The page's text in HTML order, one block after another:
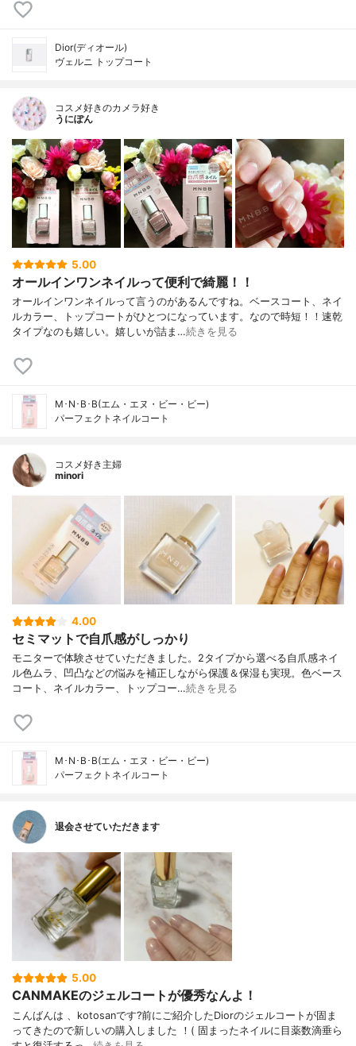
Dior(ディオール)
ヴェルニ トップコート
コスメ好きのカメラ好き
うにぽん
5.00
オールインワンネイルって便利で綺麗！！
オールインワンネイルって言うのがあるんですね。ベースコート、ネイ
ルカラー、トップコートがひとつになっています。なので時短！！速乾
タイプなのも嬉しい。嬉しいが詰ま…続きを見る
M･N･B･B(エム・エヌ・ビー・ビー)
パーフェクトネイルコート
コスメ好き主婦
minori
4.00
セミマットで自爪感がしっかり
モニターで体験させていただきました。2タイプから選べる自爪感ネイ
ル色ムラ、凹凸などの悩みを補正しながら保護＆保湿も実現。色ベース
コート、ネイルカラー、トップコー…続きを見る
M･N･B･B(エム・エヌ・ビー・ビー)
パーフェクトネイルコート
退会させていただきます
5.00
CANMAKEのジェルコートが優秀なんよ！
こんばんは 、kotosanです?前にご紹介したDiorのジェルコートが固ま
ってきたので新しいの購入しました ！( 固まったネイルに目薬数滴垂ら